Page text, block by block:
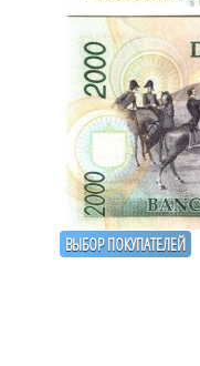
ВЫБОР ПОКУПАТЕЛЕЙ